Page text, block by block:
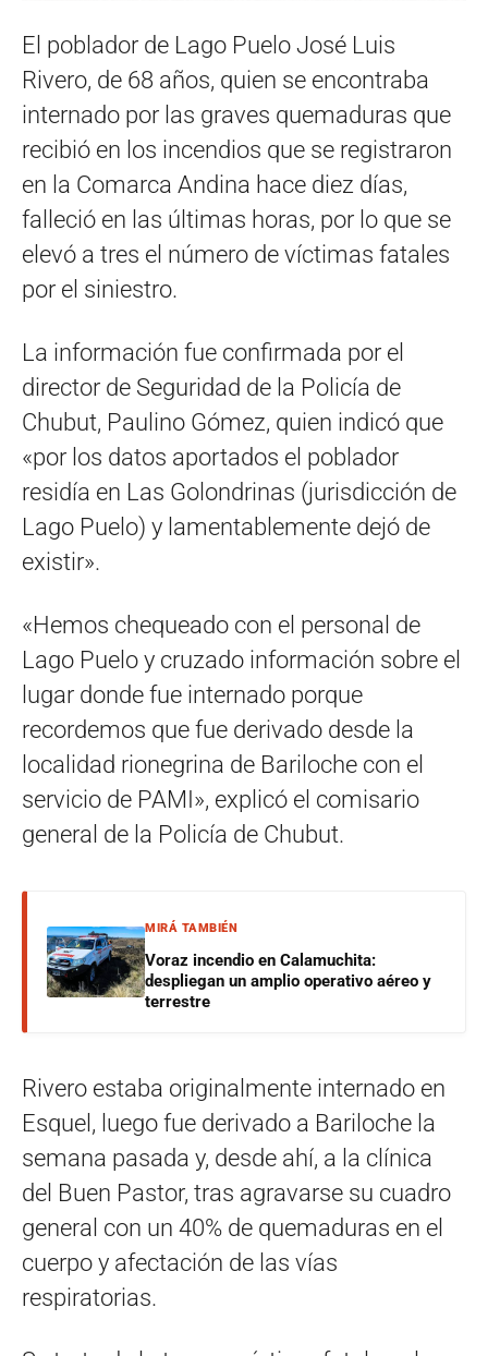
El poblador de Lago Puelo José Luis
Rivero, de 68 años, quien se encontraba
internado por las graves quemaduras que
recibió en los incendios que se registraron
en la Comarca Andina hace diez días,
falleció en las últimas horas, por lo que se
elevó a tres el número de víctimas fatales
por el siniestro.
La información fue confirmada por el
director de Seguridad de la Policía de
Chubut, Paulino Gómez, quien indicó que
«por los datos aportados el poblador
residía en Las Golondrinas (jurisdicción de
Lago Puelo) y lamentablemente dejó de
existir».
«Hemos chequeado con el personal de
Lago Puelo y cruzado información sobre el
lugar donde fue internado porque
recordemos que fue derivado desde la
localidad rionegrina de Bariloche con el
servicio de PAMI», explicó el comisario
general de la Policía de Chubut.
MIRÁ TAMBIÉN
Voraz incendio en Calamuchita:
despliegan un amplio operativo aéreo y
terrestre
Rivero estaba originalmente internado en
Esquel, luego fue derivado a Bariloche la
semana pasada y, desde ahí, a la clínica
del Buen Pastor, tras agravarse su cuadro
general con un 40% de quemaduras en el
cuerpo y afectación de las vías
respiratorias.